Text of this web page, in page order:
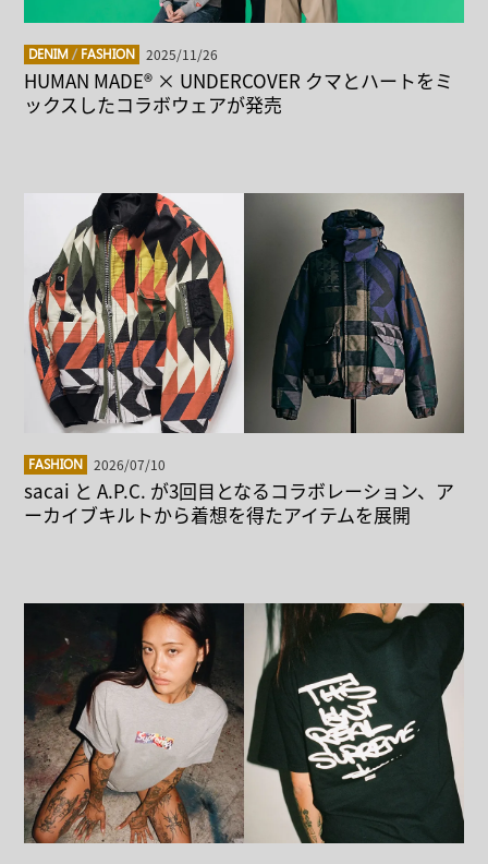
DENIM / FASHION 2025/11/26
HUMAN MADE® × UNDERCOVER クマとハートをミ
ックスしたコラボウェアが発売
FASHION 2026/07/10
sacai と A.P.C. が3回目となるコラボレーション、ア
ーカイブキルトから着想を得たアイテムを展開